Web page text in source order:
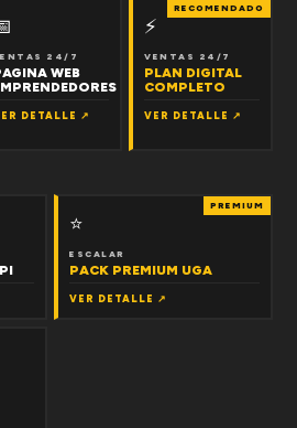
24/7
WEB
DETALLE ↗
RECOMENDADO
⚡
VENTAS 24/7
PLAN DIGITAL
COMPLETO
VER DETALLE ↗
PREMIUM
⭐
ESCALAR
PACK PREMIUM UGA
VER DETALLE ↗